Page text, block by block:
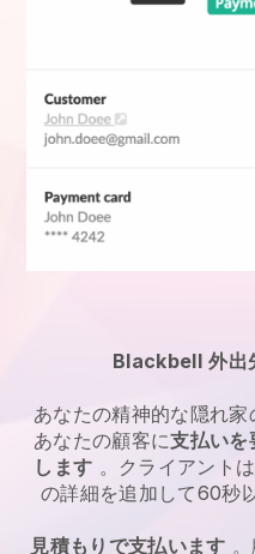
Blackbell 外出
あなたの精神的な隠れ家
あなたの顧客に支払いを
します 。クライアント
の詳細を追加して60秒
見積もりで支払います